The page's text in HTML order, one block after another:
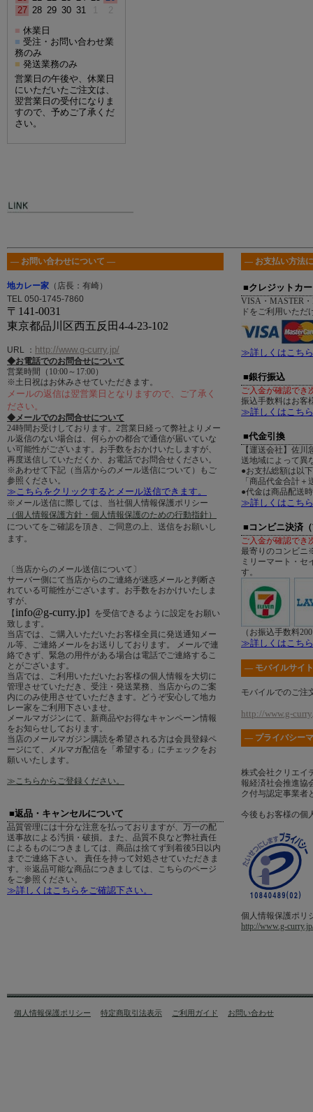
27 28 29 30 31 1 2
■ 休業日
■ 受注・お問い合わせ業
務のみ
■ 発送業務のみ
営業日の午後や、休業日
にいただいたご注文は、
翌営業日の受付になりま
すので、予めご了承くだ
さい。
― お問い合わせについて ―
地カレー家 （店長：有崎）
TEL 050-1745-7860
〒141-0031
東京都品川区西五反田4-4-23-102
URL ： http://www.g-curry.jp/
◆お電話でのお問合せについて
営業時間（10:00～17:00）
※土日祝はお休みさせていただきます。
メールの返信は翌営業日となりますので、ご了承く
ださい。
◆メールでのお問合せについて
24時間お受けしております。2営業日経って弊社よりメー
ル返信のない場合は、何らかの都合で通信が届いていな
い可能性がございます。お手数をおかけいたしますが、
再度送信していただくか、お電話でお問合せください。
※あわせて下記（当店からのメール送信について）もご
参照ください。
≫こちらをクリックするとメール送信できます。
※メール送信に際しては、当社個人情報保護ポリシー
（個人情報保護方針・個人情報保護のための行動指針）
についてをご確認を頂き、ご同意の上、送信をお願いし
ます。
〔当店からのメール送信について〕
サーバー側にて当店からのご連絡が迷惑メールと判断さ
れている可能性がございます。お手数をおかけいたしま
すが、
【 info@g-curry.jp】を受信できるように設定をお願い
致します。
当店では、ご購入いただいたお客様全員に発送通知メー
ル等、ご連絡メールをお送りしております。 メールで連
絡できず、緊急の用件がある場合は電話でご連絡するこ
とがございます。
当店では、ご利用いただいたお客様の個人情報を大切に
管理させていただき、受注・発送業務、当店からのご案
内にのみ使用させていただきます。どうぞ安心して地カ
レー家をご利用下さいませ。
メールマガジンにて、新商品やお得なキャンペーン情報
をお知らせしております。
当店のメールマガジン購読を希望される方は会員登録ペ
ージにて、メルマガ配信を「希望する」にチェックをお
願いいたします。
≫こちらからご登録ください。
■返品・キャンセルについて
品質管理には十分な注意を払っておりますが、万一の配
送事故による汚損・破損。また、品質不良など弊社責任
によるものにつきましては、商品は捨てず到着後5日以内
までご連絡下さい。 責任を持って対処させていただきま
す。※返品可能な商品につきましては、こちらのページ
をご参照ください。
≫詳しくはこちらをご確認下さい。
― お支払い方法
■クレジットカ
VISA・MASTER
ドをご利用いただ
≫詳しくはこち
■銀行振込
ご入金が確認でき
振込手数料はお客
≫詳しくはこち
■代金引換
【運送会社】佐
送地域によって異
●お支払総額は以
「商品代金合計
●代金は商品配送
≫詳しくはこち
■コンビニ決済
ご入金が確認でき
最寄りのコンビニ
ミリーマート・セ
す。
（お振込手数料
≫詳しくはこち
― モバイルサイ
モバイルでのご注
http://www.g-
― プライバシー
株式会社クリエイ
報経済社会推進協
ク付与認定事業者
今後もお客様の個
個人情報保護ポリ
http://www.g-
個人情報保護ポリシー 特定商取引法表示 ご利用ガイド お問い合わせ